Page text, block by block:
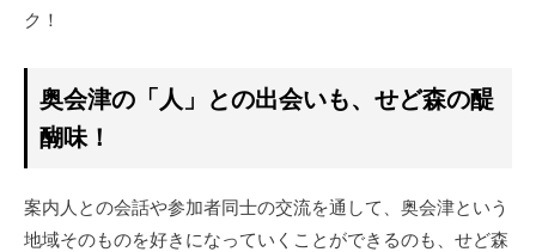
ク！
奥会津の「人」との出会いも、せど森の醍
醐味！
案内人との会話や参加者同士の交流を通して、奥会津という
地域そのものを好きになっていくことができるのも、せど森